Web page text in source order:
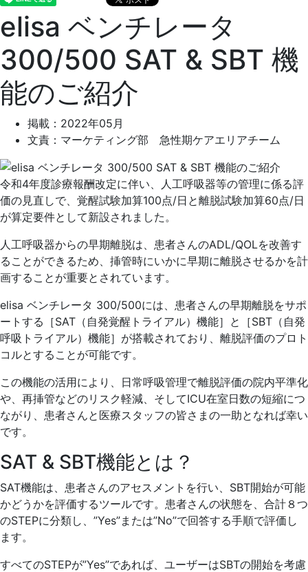
elisa ベンチレータ
300/500 SAT & SBT 機
能のご紹介
掲載：2022年05月
文責：マーケティング部 急性期ケアエリアチーム
令和4年度診療報酬改定に伴い、人工呼吸器等の管理に係る評
価の見直しで、覚醒試験加算100点/日と離脱試験加算60点/日
が算定要件として新設されました。
人工呼吸器からの早期離脱は、患者さんのADL/QOLを改善す
ることができるため、挿管時にいかに早期に離脱させるかを計
画することが重要とされています。
elisa ベンチレータ 300/500には、患者さんの早期離脱をサポ
ートする［SAT（自発覚醒トライアル）機能］と［SBT（自発
呼吸トライアル）機能］が搭載されており、離脱評価のプロト
コルとすることが可能です。
この機能の活用により、日常呼吸管理で離脱評価の院内平準化
や、再挿管などのリスク軽減、そしてICU在室日数の短縮につ
ながり、患者さんと医療スタッフの皆さまの一助となれば幸い
です。
SAT & SBT機能とは？
SAT機能は、患者さんのアセスメントを行い、SBT開始が可能
かどうかを評価するツールです。患者さんの状態を、合計８つ
のSTEPに分類し、”Yes”または”No”で回答する手順で評価し
ます。
すべてのSTEPが”Yes”であれば、ユーザーはSBTの開始を考慮